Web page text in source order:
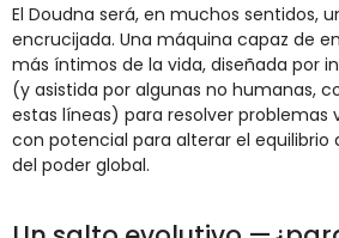
El Doudna será, en muchos sentidos,
encrucijada. Una máquina capaz de
más íntimos de la vida, diseñada por
(y asistida por algunas no humanas,
estas líneas) para resolver problemas
con potencial para alterar el
del poder global.